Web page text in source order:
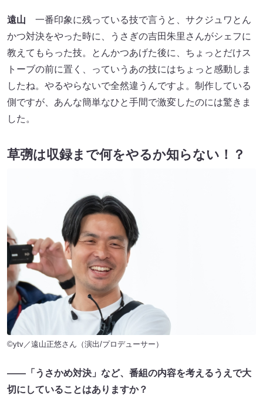
遠山 一番印象に残っている技で言うと、サクジュワとん
かつ対決をやった時に、うさぎの吉田朱里さんがシェフに
教えてもらった技。とんかつあげた後に、ちょっとだけス
トーブの前に置く、っていうあの技にはちょっと感動しま
したね。やるやらないで全然違うんですよ。制作している
側ですが、あんな簡単なひと手間で激変したのには驚きま
した。
草彅は収録まで何をやるか知らない！？
©ytv／遠山正悠さん（演出/プロデューサー）
――「うさかめ対決」など、番組の内容を考えるうえで大
切にしていることはありますか？